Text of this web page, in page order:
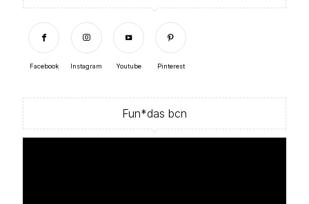
Facebook Instagram Youtube Pinterest
Fun*das bcn